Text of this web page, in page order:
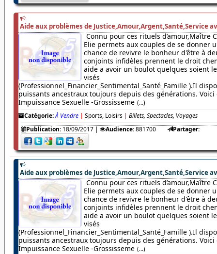
Aide aux problèmes de Justice,Amour,Argent,Santé,Service
Connu pour ces rituels d’amour,Maître
Elie permets aux couples de se donner
chance de revivre le bonheur d'être à
conjoints infidèles prennent le droit
aide a avoir un boulot quelques soient
visés
(Professionnel_Financier_Sentimental_Santé_Famille ).Il
puissants ancestraux toujours depuis des générations. Voici
Impuissance Sexuelle -Grossisseme (...)
Catégorie:À Vendre | Sports, Loisirs | Billets, Spectacles, Voyages
Publication: 18/09/2017| Audience:881700 Partager:
Aide aux problèmes de Justice,Amour,Argent,Santé,Service
Connu pour ces rituels d’amour,Maître
Elie permets aux couples de se donner
chance de revivre le bonheur d'être à
conjoints infidèles prennent le droit
aide a avoir un boulot quelques soient
visés
(Professionnel_Financier_Sentimental_Santé_Famille ).Il
puissants ancestraux toujours depuis des générations. Voici
Impuissance Sexuelle -Grossisseme (...)